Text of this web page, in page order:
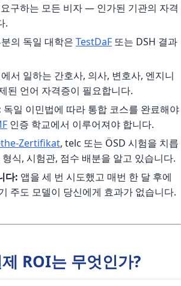
구하는 모든 비자 — 인가된 기관의 자격
.
의 독일 대학은 TestDaF 또는 DSH 결과
서 일하는 간호사, 의사, 변호사, 엔지니
된 언어 자격증이 필요합니다.
독일 이민법에 따라 통합 코스를 완료해야
인증 학교에서 이루어져야 합니다.
Zertifikat, telc 또는 ÖSD 시험을 치릅
식, 시험관, 점수 배분을 알고 있습니다.
다: 앱을 세 번 시도했고 매번 한 달 후에
주도 모델이 당신에게 효과가 없습니다.
ROI는 무엇인가?